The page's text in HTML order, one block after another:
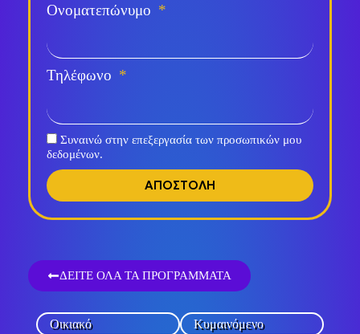
Ονοματεπώνυμο
Τηλέφωνο
Συναινώ στην επεξεργασία των προσωπικών μου
δεδομένων.
ΑΠΟΣΤΟΛΗ
ΔΕΙΤΕ ΟΛΑ ΤΑ ΠΡΟΓΡΑΜΜΑΤΑ
Οικιακό Κυμαινόμενο